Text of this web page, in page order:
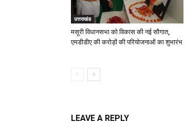
उत्तराखंड
मसूरी विधानसभा को विकास की नई सौगात,
एमडीडीए की करोड़ों की परियोजनाओं का शुभारंभ
LEAVE A REPLY